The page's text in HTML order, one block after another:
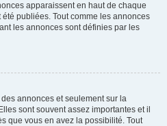
apparaissent en haut de chaque
publiées. Tout comme les annonces
les annonces sont définies par les
annonces et seulement sur la
sont souvent assez importantes et il
que vous en avez la possibilité. Tout